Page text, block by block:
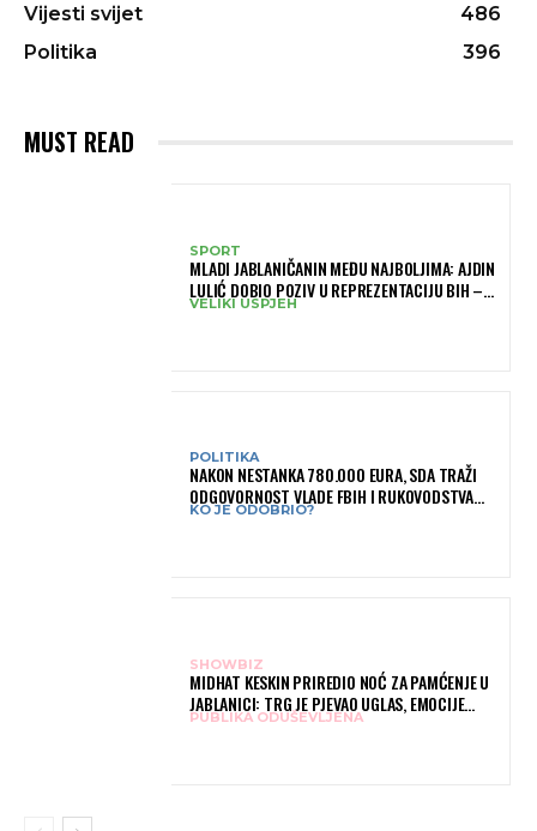
Vijesti svijet
486
Politika
396
MUST READ
SPORT
MLADI JABLANIČANIN MEĐU NAJBOLJIMA: AJDIN
LULIĆ DOBIO POZIV U REPREZENTACIJU BIH –
BRANIT ĆE BOJE BIH NA SLOVENIA BALL
VELIKI USPJEH
POLITIKA
NAKON NESTANKA 780.000 EURA, SDA TRAŽI
ODGOVORNOST VLADE FBIH I RUKOVODSTVA
IGMANA
KO JE ODOBRIO?
SHOWBIZ
MIDHAT KESKIN PRIREDIO NOĆ ZA PAMĆENJE U
JABLANICI: TRG JE PJEVAO UGLAS, EMOCIJE
PREPLAVILE RODNI GRAD
PUBLIKA ODUŠEVLJENA